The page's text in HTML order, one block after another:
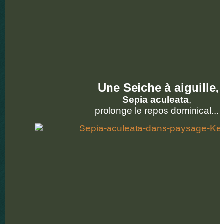
Une Seiche à aiguille,
Sepia aculeata,
prolonge le repos